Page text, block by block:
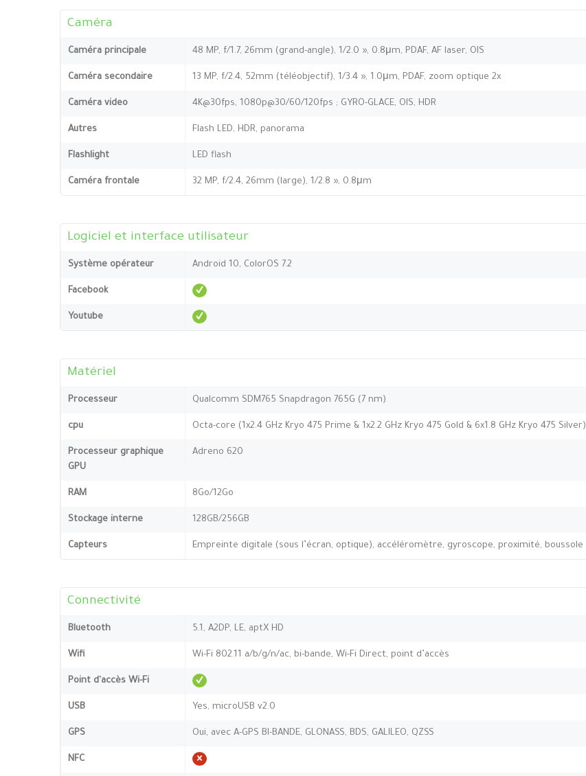
Caméra
Caméra principale 48 MP, f/1.7, 26mm (grand-angle), 1/2.0 », 0.8μm, PDAF, AF laser, OIS
Caméra secondaire 13 MP, f/2.4, 52mm (téléobjectif), 1/3.4 », 1.0μm, PDAF, zoom optique 2x
Caméra video 4K@30fps, 1080p@30/60/120fps ; GYRO-GLACE, OIS, HDR
Autres Flash LED, HDR, panorama
Flashlight LED flash
Caméra frontale 32 MP, f/2.4, 26mm (large), 1/2.8 », 0.8μm
Logiciel et interface utilisateur
Système opérateur Android 10, ColorOS 7.2
Facebook
Youtube
Matériel
Processeur Qualcomm SDM765 Snapdragon 765G (7 nm)
cpu Octa-core (1x2.4 GHz Kryo 475 Prime & 1x2.2 GHz Kryo 475 Gold & 6x1.8 GHz Kryo 475 Silver)
Processeur graphique
GPU
Adreno 620
RAM 8Go/12Go
Stockage interne 128GB/256GB
Capteurs Empreinte digitale (sous l’écran, optique), accéléromètre, gyroscope, proximité, boussole
Connectivité
Bluetooth 5.1, A2DP, LE, aptX HD
Wifi Wi-Fi 802.11 a/b/g/n/ac, bi-bande, Wi-Fi Direct, point d’accès
Point d'accès Wi-Fi
USB Yes, microUSB v2.0
GPS Oui, avec A-GPS BI-BANDE, GLONASS, BDS, GALILEO, QZSS
NFC